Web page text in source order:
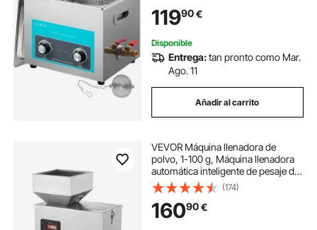
40kHz para Joyas, Reloj y Gafas
11990€
Disponible
Entrega:tan pronto como Mar.
Ago. 11
Añadir al carrito
VEVOR Máquina llenadora de
polvo, 1-100 g, Máquina llenadora
automática inteligente de pesaje de
partículas, Llenadora dispensadora
para semillas de té, granos, polvo,
harina, frijoles, copos
(174)
16090€